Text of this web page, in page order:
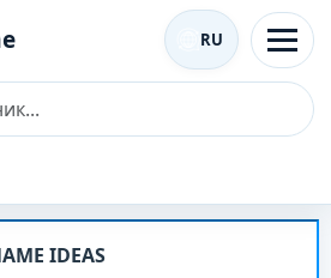
RU
IDEAS